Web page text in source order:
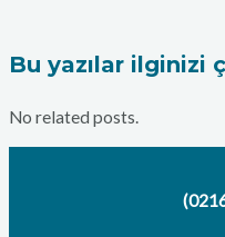
Bu yazılar ilginizi
No related posts.